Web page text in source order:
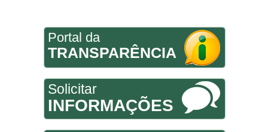
Portal da
TRANSPARÊNCIA
Solicitar
INFORMAÇÕES